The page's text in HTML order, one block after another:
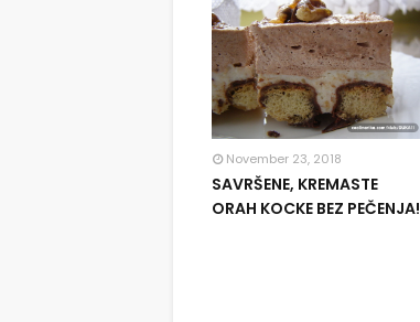
November 23, 2018
SAVRŠENE, KREMASTE
ORAH KOCKE BEZ PEČENJA!